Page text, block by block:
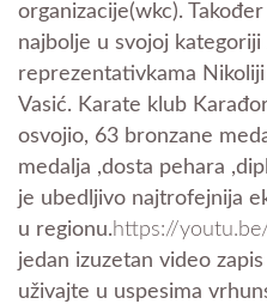
organizacije(wkc).
najbolje u svojoj kategoriji
reprezentativkama
Vasić. Karate klub
osvojio, 63 bronzane
medalja ,dosta pehara
je ubedljivo najtrofejnija
u regionu.https://
jedan izuzetan video
uživajte u uspesima